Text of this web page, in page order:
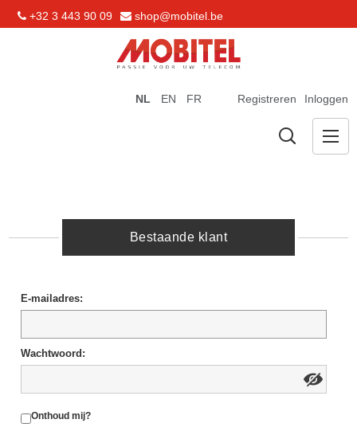
+32 3 443 90 09 shop@mobitel.be
Registreren Inloggen
NL EN FR
Bestaande klant
E-mailadres:
Wachtwoord:
Onthoud mij?